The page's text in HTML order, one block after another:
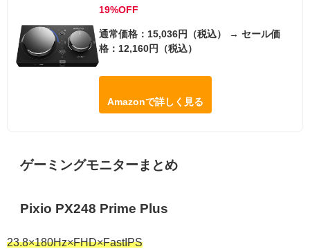
19%OFF
通常価格：15,036円（税込） → セール価
格：12,160円（税込）
Amazonで詳しく見る
ゲーミングモニターまとめ
Pixio PX248 Prime Plus
23.8×180Hz×FHD×FastIPS